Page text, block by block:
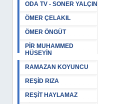
ODA TV - SONER YALÇIN
ÖMER ÇELAKIL
ÖMER ÖNGÜT
PİR MUHAMMED
HÜSEYİN
RAMAZAN KOYUNCU
REŞİD RIZA
REŞİT HAYLAMAZ